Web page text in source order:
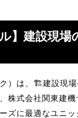
】建設現
）は、🏗️建設現
株式会社関東建
ズに最適なユニッ